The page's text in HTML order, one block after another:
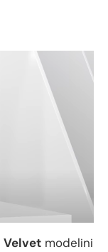
Velvet modelini